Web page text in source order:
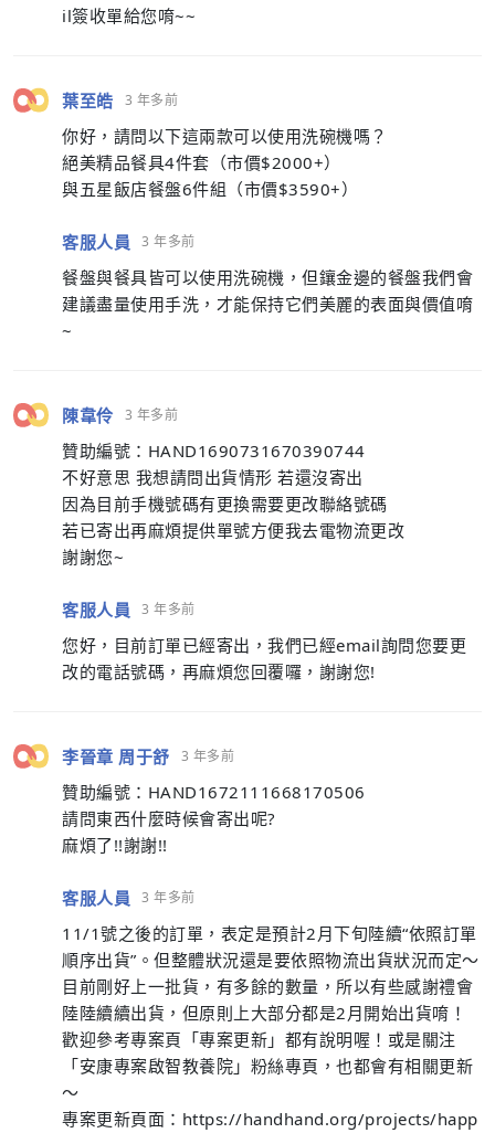
il簽收單給您唷~~
葉至皓 3 年多前
你好，請問以下這兩款可以使用洗碗機嗎？
絕美精品餐具4件套（市價$2000+）
與五星飯店餐盤6件組（市價$3590+）
客服人員 3 年多前
餐盤與餐具皆可以使用洗碗機，但鑲金邊的餐盤我們會
建議盡量使用手洗，才能保持它們美麗的表面與價值唷
~
陳韋伶 3 年多前
贊助編號：HAND1690731670390744
不好意思 我想請問出貨情形 若還沒寄出
因為目前手機號碼有更換需要更改聯絡號碼
若已寄出再麻煩提供單號方便我去電物流更改
謝謝您~
客服人員 3 年多前
您好，目前訂單已經寄出，我們已經email詢問您要更
改的電話號碼，再麻煩您回覆囉，謝謝您!
李晉章 周于舒 3 年多前
贊助編號：HAND1672111668170506
請問東西什麼時候會寄出呢?
麻煩了!!謝謝!!
客服人員 3 年多前
11/1號之後的訂單，表定是預計2月下旬陸續“依照訂單
順序出貨”。但整體狀況還是要依照物流出貨狀況而定～
目前剛好上一批貨，有多餘的數量，所以有些感謝禮會
陸陸續續出貨，但原則上大部分都是2月開始出貨唷！
歡迎參考專案頁「專案更新」都有說明喔！或是關注
「安康專案啟智教養院」粉絲專頁，也都會有相關更新
～
專案更新頁面：https://handhand.org/projects/happ